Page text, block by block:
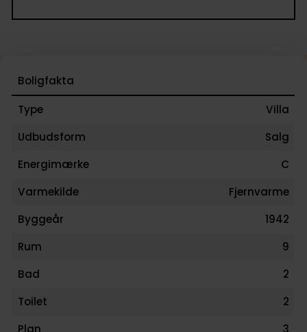
Boligfakta
Type
Villa
Udbudsform
Salg
Energimærke
C
Varmekilde
Fjernvarme
Byggeår
1942
Rum
9
Bad
2
Toilet
2
Plan
3